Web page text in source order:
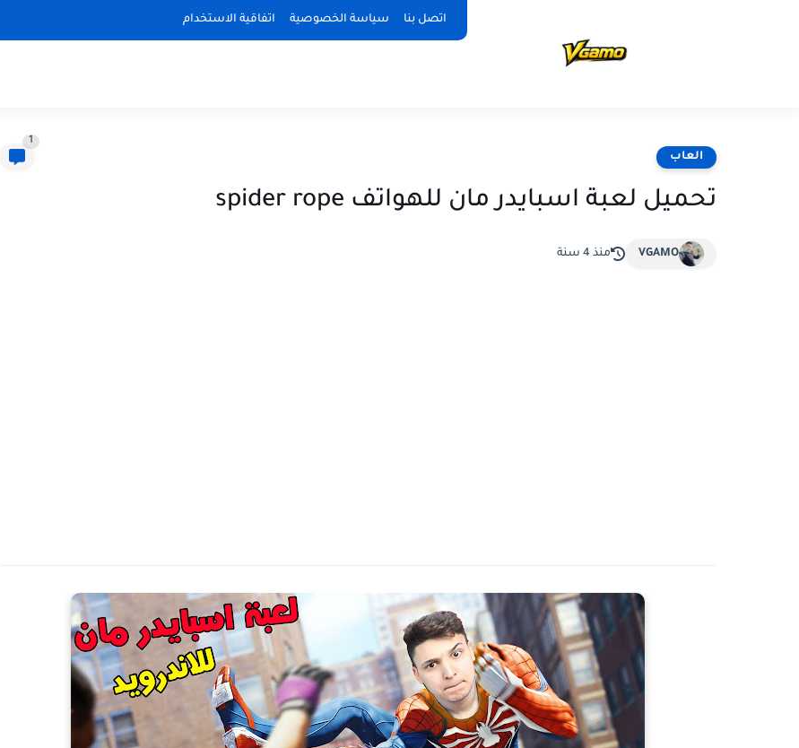
اتصل بنا سياسة الخصوصية اتفاقية الاستخدام
العاب
1
تحميل لعبة اسبايدر مان للهواتف spider rope
VGAMO منذ 4 سنة